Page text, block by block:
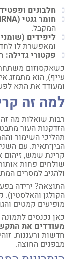
חלבונים
חומר גנטי (RNA/miRNA):
המקבל.
ליפידים (שומנים):
ומאפשרת לו
פקטורי גדילה:
משתחרר
הוא מתמזג
את התא
זה
שואלות מה זה
העור
השימור
עם
שמש, זיהום
פחות אותות
למסרים
ירידה
והאלסטין).
קמטים
נכנסים לתמונה
את
ורעננות. זוהי
החוצה.